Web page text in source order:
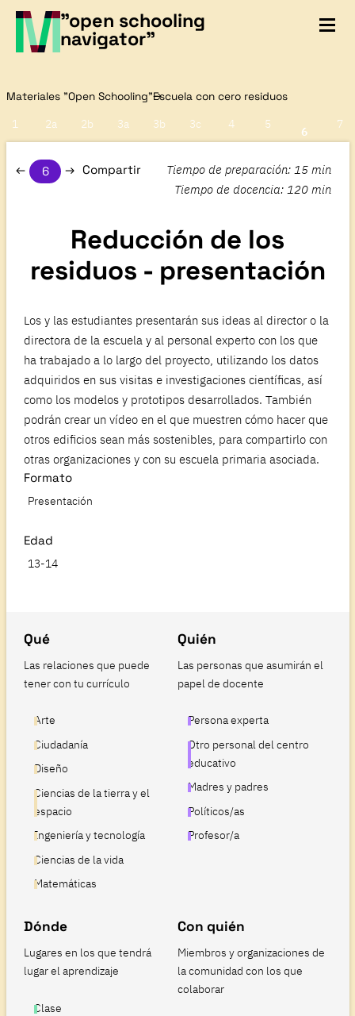
"open schooling
navigator"
Materiales "Open Schooling"Escuela con cero residuos
1 2a 2b 3a 3b 3c 4 5
6
7
6 Compartir Tiempo de preparación: 15 min
Tiempo de docencia: 120 min
Reducción de los
residuos - presentación
Los y las estudiantes presentarán sus ideas al director o la
directora de la escuela y al personal experto con los que
ha trabajado a lo largo del proyecto, utilizando los datos
adquiridos en sus visitas e investigaciones científicas, así
como los modelos y prototipos desarrollados. También
podrán crear un vídeo en el que muestren cómo hacer que
otros edificios sean más sostenibles, para compartirlo con
otras organizaciones y con su escuela primaria asociada.
Formato
Presentación
Edad
13-14
Qué
Las relaciones que puede
tener con tu currículo
Arte
Ciudadanía
Diseño
Ciencias de la tierra y el
espacio
Ingeniería y tecnología
Ciencias de la vida
Matemáticas
Quién
Las personas que asumirán el
papel de docente
Persona experta
Otro personal del centro
educativo
Madres y padres
Políticos/as
Profesor/a
Dónde
Lugares en los que tendrá
lugar el aprendizaje
Clase
Con quién
Miembros y organizaciones de
la comunidad con los que
colaborar